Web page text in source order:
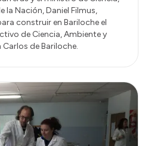
la Nación, Daniel Filmus,
construir en Bariloche el
de Ciencia, Ambiente y
de Bariloche.